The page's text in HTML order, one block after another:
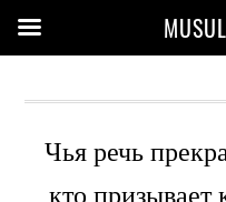
Чья речь
кто призывает